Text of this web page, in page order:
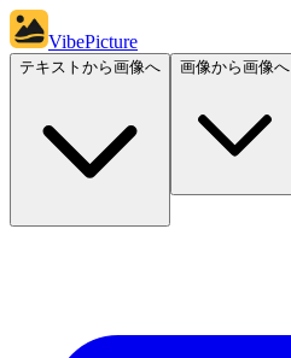
VibePicture
テキストから画像へ 画像から画像へ